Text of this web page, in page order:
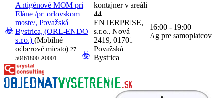
Antigénové MOM pri
Eláne /pri orlovskom
moste/, Považská
Bystrica, (ORL-ENDO
s.r.o.) (Mobilné
odberové miesto) 27-
50461800-A0001
kontajner v areáli
44
ENTERPRISE,
s.r.o., Nová
2419, 01701
Považská
Bystrica
16:00 - 19:00
Ag pre samoplatcov